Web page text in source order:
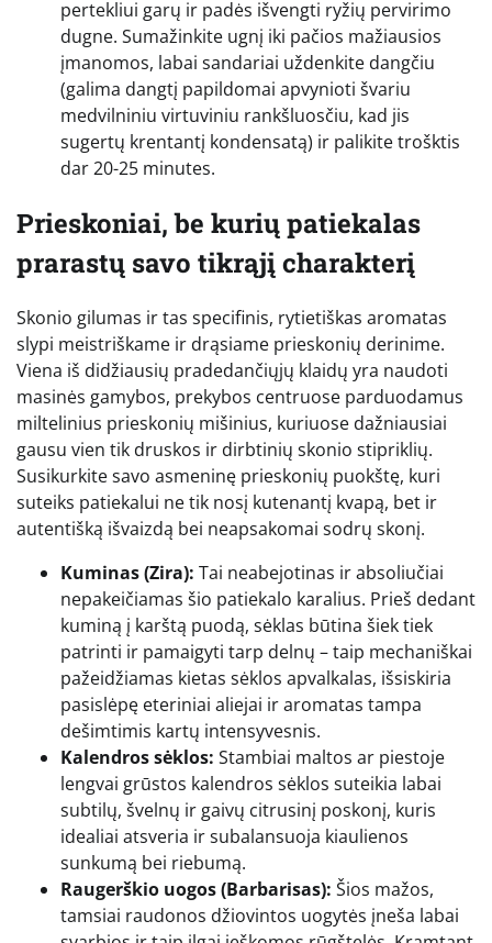
pertekliui garų ir padės išvengti ryžių pervirimo
dugne. Sumažinkite ugnį iki pačios mažiausios
įmanomos, labai sandariai uždenkite dangčiu
(galima dangtį papildomai apvynioti švariu
medvilniniu virtuviniu rankšluosčiu, kad jis
sugertų krentantį kondensatą) ir palikite trošktis
dar 20-25 minutes.
Prieskoniai, be kurių patiekalas
prarastų savo tikrąjį charakterį
Skonio gilumas ir tas specifinis, rytietiškas aromatas
slypi meistriškame ir drąsiame prieskonių derinime.
Viena iš didžiausių pradedančiųjų klaidų yra naudoti
masinės gamybos, prekybos centruose parduodamus
miltelinius prieskonių mišinius, kuriuose dažniausiai
gausu vien tik druskos ir dirbtinių skonio stipriklių.
Susikurkite savo asmeninę prieskonių puokštę, kuri
suteiks patiekalui ne tik nosį kutenantį kvapą, bet ir
autentišką išvaizdą bei neapsakomai sodrų skonį.
Kuminas (Zira): Tai neabejotinas ir absoliučiai
nepakeičiamas šio patiekalo karalius. Prieš dedant
kuminą į karštą puodą, sėklas būtina šiek tiek
patrinti ir pamaigyti tarp delnų – taip mechaniškai
pažeidžiamas kietas sėklos apvalkalas, išsiskiria
pasislėpę eteriniai aliejai ir aromatas tampa
dešimtimis kartų intensyvesnis.
Kalendros sėklos: Stambiai maltos ar piestoje
lengvai grūstos kalendros sėklos suteikia labai
subtilų, švelnų ir gaivų citrusinį poskonį, kuris
idealiai atsveria ir subalansuoja kiaulienos
sunkumą bei riebumą.
Raugerškio uogos (Barbarisas): Šios mažos,
tamsiai raudonos džiovintos uogytės įneša labai